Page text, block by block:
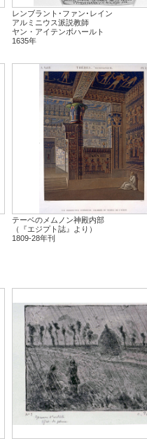
レンブラント･ファン･レイン
アルミニウス派説教師
ヤン・アイテンボハールト
1635年
テーベのメムノン神殿内部
（『エジプト誌』より）
1809-28年刊